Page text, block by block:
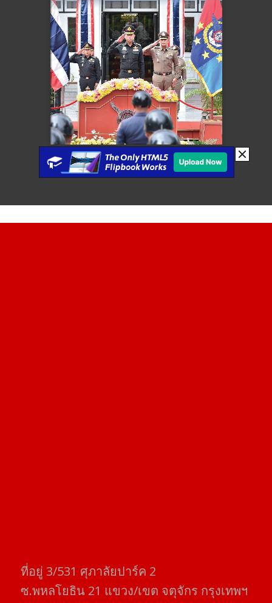
ที่อยู่​ 3/531​ ศุภาลัยปาร์ค​ 2
ซ.พหลโยธิน​ 21​ แขวง/เขต​ จตุจักร​ กรุงเทพฯ